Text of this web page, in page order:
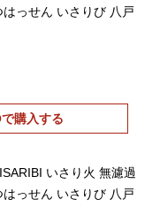
っせん いさりび 八戸
購入する
いさり火 無濾過
っせん いさりび 八戸